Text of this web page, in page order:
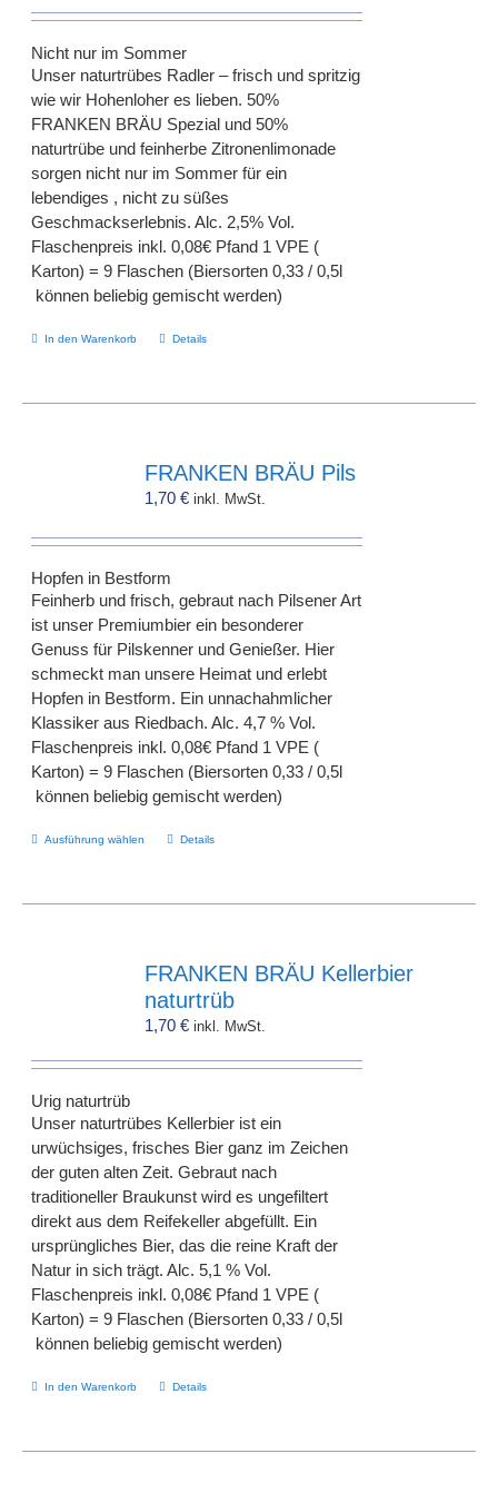
auf
Produktseite
gewählt
werden
Nicht nur im Sommer
Unser naturtrübes Radler – frisch und spritzig
wie wir Hohenloher es lieben. 50%
FRANKEN BRÄU Spezial und 50%
naturtrübe und feinherbe Zitronenlimonade
sorgen nicht nur im Sommer für ein
lebendiges , nicht zu süßes
Geschmackserlebnis. Alc. 2,5% Vol.
Flaschenpreis inkl. 0,08€ Pfand 1 VPE (
Karton) = 9 Flaschen (Biersorten 0,33 / 0,5l
können beliebig gemischt werden)
In den Warenkorb Details
FRANKEN BRÄU Pils
1,70€ inkl. MwSt.
Hopfen in Bestform
Feinherb und frisch, gebraut nach Pilsener Art
ist unser Premiumbier ein besonderer
Genuss für Pilskenner und Genießer. Hier
schmeckt man unsere Heimat und erlebt
Hopfen in Bestform. Ein unnachahmlicher
Klassiker aus Riedbach. Alc. 4,7 % Vol.
Flaschenpreis inkl. 0,08€ Pfand 1 VPE (
Karton) = 9 Flaschen (Biersorten 0,33 / 0,5l
können beliebig gemischt werden)
Ausführung wählen
Dieses
auf.
Optionen
können
auf
gewählt
werden
Details
FRANKEN BRÄU Kellerbier
naturtrüb
1,70€ inkl. MwSt.
Urig naturtrüb
Unser naturtrübes Kellerbier ist ein
urwüchsiges, frisches Bier ganz im Zeichen
der guten alten Zeit. Gebraut nach
traditioneller Braukunst wird es ungefiltert
direkt aus dem Reifekeller abgefüllt. Ein
ursprüngliches Bier, das die reine Kraft der
Natur in sich trägt. Alc. 5,1 % Vol.
Flaschenpreis inkl. 0,08€ Pfand 1 VPE (
Karton) = 9 Flaschen (Biersorten 0,33 / 0,5l
können beliebig gemischt werden)
In den Warenkorb Details